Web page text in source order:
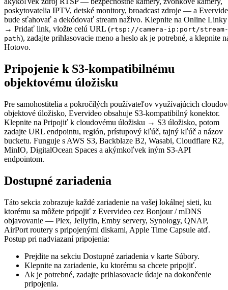
poskytovatelia IPTV, detské monitory, broadcast zdroje — a
bude sťahovať a dekódovať stream naživo. Klepnite na Online Linky
→ Pridať link, vložte celú URL (rtsp://camera-ip:port/stream-
path), zadajte prihlasovacie meno a heslo ak je potrebné, a klepnite
Hotovo.
Pripojenie k S3-kompatibilnému
objektovému úložisku
Pre samohostitelia a pokročilých používateľov využívajúcich
objektové úložisko, Evervideo obsahuje S3-kompatibilný konektor.
Klepnite na Pripojiť k cloudovému úložisku → S3 úložisko, potom
zadajte URL endpointu, región, prístupový kľúč, tajný kľúč a názov
bucketu. Funguje s AWS S3, Backblaze B2, Wasabi, Cloudflare R2,
MinIO, DigitalOcean Spaces a akýmkoľvek iným S3-API
endpointom.
Dostupné zariadenia
Táto sekcia zobrazuje každé zariadenie na vašej lokálnej sieti, ku
ktorému sa môžete pripojiť z Evervideo cez Bonjour / mDNS
objavovanie — Plex, Jellyfin, Emby servery, Synology, QNAP,
AirPort routery s pripojenými diskami, Apple Time Capsule atď.
Postup pri nadviazaní pripojenia:
Prejdite na sekciu Dostupné zariadenia v karte Súbory.
Klepnite na zariadenie, ku ktorému sa chcete pripojiť.
Ak je potrebné, zadajte prihlasovacie údaje na dokončenie
pripojenia.